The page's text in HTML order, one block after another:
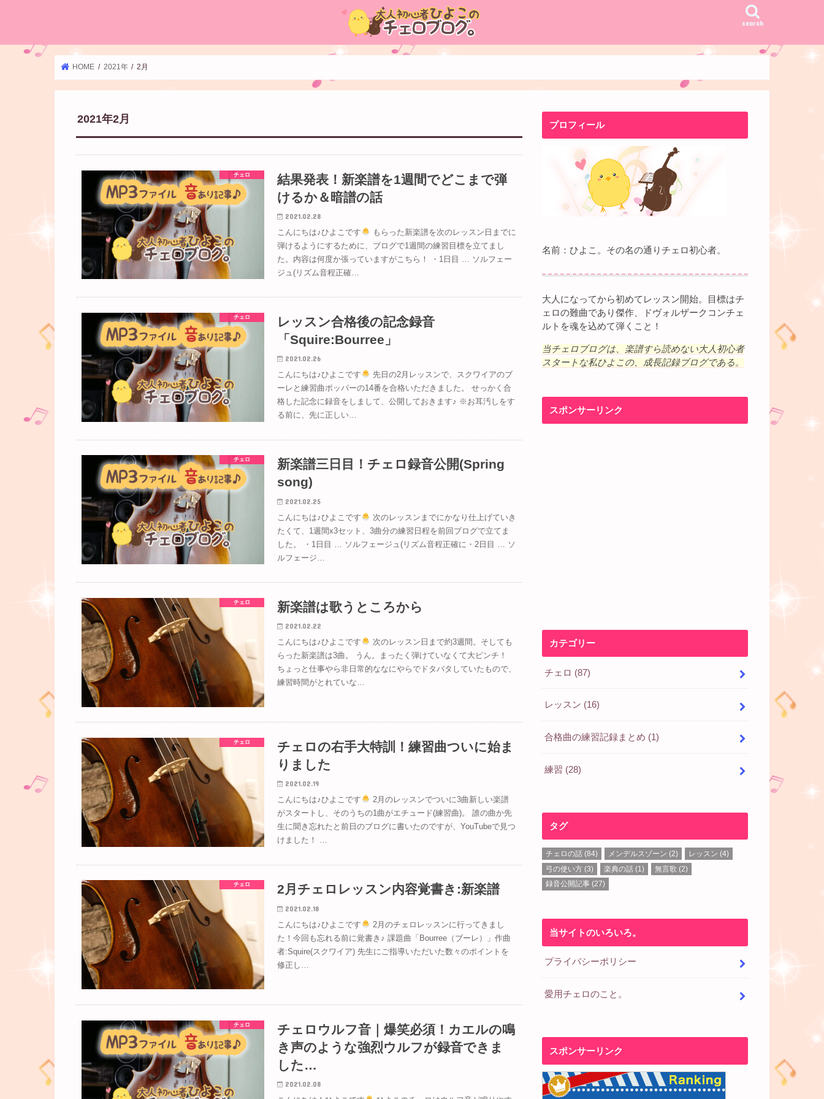
search
HOME 2021年 2月
2021年2月
チェロ
結果発表！新楽譜を1週間でどこまで弾
けるか＆暗譜の話
2021.02.28
こんにちは♪ひよこです
もらった新楽譜を次のレッスン日までに
弾けるようにするために、ブログで1週間の練習目標を立てまし
た。内容は何度か張っていますがこちら！ ・1日目 … ソルフェー
ジュ(リズム音程正確…
チェロ
レッスン合格後の記念録音
「Squire:Bourree」
2021.02.26
こんにちは♪ひよこです
先日の2月レッスンで、スクワイアのブ
ーレと練習曲ポッパーの14番を合格いただきました。 せっかく合
格した記念に録音をしまして、公開しておきます♪ ※お耳汚しをす
る前に、先に正しい…
チェロ
新楽譜三日目！チェロ録音公開(Spring
song)
2021.02.25
こんにちは♪ひよこです
次のレッスンまでにかなり仕上げていき
たくて、1週間x3セット、3曲分の練習日程を前回ブログで立てま
した。 ・1日目 … ソルフェージュ(リズム音程正確に・2日目 … ソ
ルフェージ…
チェロ 新楽譜は歌うところから
2021.02.22
こんにちは♪ひよこです
次のレッスン日まで約3週間。そしても
らった新楽譜は3曲。 うん。まったく弾けていなくて大ピンチ！
ちょっと仕事やら非日常的ななにやらでドタバタしていたもので、
練習時間がとれていな…
チェロ
チェロの右手大特訓！練習曲ついに始ま
りました
2021.02.19
こんにちは♪ひよこです
2月のレッスンでついに3曲新しい楽譜
がスタートし、そのうちの1曲がエチュード(練習曲)。 誰の曲か先
生に聞き忘れたと前日のブログに書いたのですが、YouTubeで見つ
けました！ …
チェロ 2月チェロレッスン内容覚書き:新楽譜
2021.02.18
こんにちは♪ひよこです
2月のチェロレッスンに行ってきまし
た！今回も忘れる前に覚書き♪ 課題曲「Bourree（ブーレ）」作曲
者:Squire(スクワイア) 先生にご指導いただいた数々のポイントを
修正し…
チェロ
チェロウルフ音｜爆笑必須！カエルの鳴
き声のような強烈ウルフが録音できま
した…
2021.02.08
プロフィール
名前：ひよこ。その名の通りチェロ初心者。
大人になってから初めてレッスン開始。目標はチ
ェロの難曲であり傑作、ドヴォルザークコンチェ
ルトを魂を込めて弾くこと！
当チェロブログは、楽譜すら読めない大人初心者
スタートな私ひよこの、成長記録ブログである。
スポンサーリンク
カテゴリー
チェロ (87)
レッスン (16)
合格曲の練習記録まとめ (1)
練習 (28)
タグ
チェロの話 (84) メンデルスゾーン (2) レッスン (4)
弓の使い方 (3) 楽典の話 (1) 無言歌 (2)
録音公開記事 (27)
当サイトのいろいろ。
プライバシーポリシー
愛用チェロのこと。
スポンサーリンク